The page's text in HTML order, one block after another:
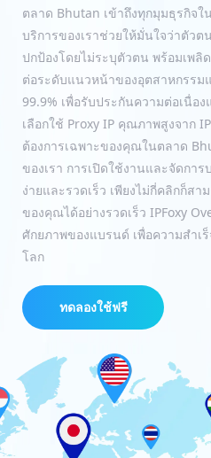
ตลาด Bhutan เข้าถึงทุกมุมธุรกิจใ
บริการของเราช่วยให้มั่นใจว่าตัว
ปกป้องโดยไม่ระบุตัวตน พร้อมเพลิ
ต่อระดับแนวหน้าของอุตสาหกรรมแ
99.9% เพื่อรับประกันความต่อเนื่อ
เลือกใช้ Proxy IP คุณภาพสูงจาก
ต้องการเฉพาะของคุณในตลาด
ของเรา การเปิดใช้งานและจัดการ
ง่ายและรวดเร็ว เพียงไม่กี่คลิกก็ส
ของคุณได้อย่างรวดเร็ว IPFoxy
ศักยภาพของแบรนด์ เพื่อความสำ
โลก
ทดลองใช้ฟรี